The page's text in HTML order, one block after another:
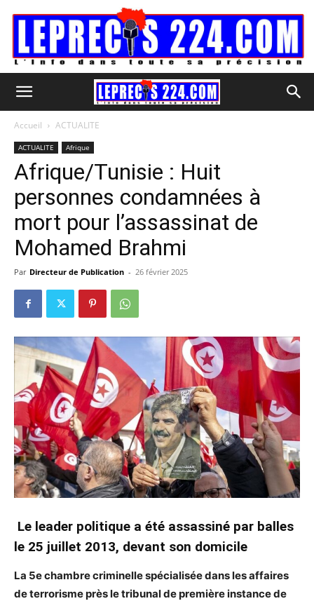
Accueil ACTUALITE
ACTUALITE Afrique
Afrique/Tunisie : Huit
personnes condamnées à
mort pour l’assassinat de
Mohamed Brahmi
Par Directeur de Publication - 26 février 2025
Le leader politique a été assassiné par balles
le 25 juillet 2013, devant son domicile
La 5e chambre criminelle spécialisée dans les affaires
de terrorisme près le tribunal de première instance de